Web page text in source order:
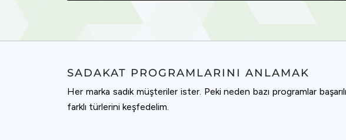
SADAKAT PROGRAMLARINI ANLAMAK
Her marka sadık müşteriler ister. Peki neden bazı programlar
farklı türlerini keşfedelim.